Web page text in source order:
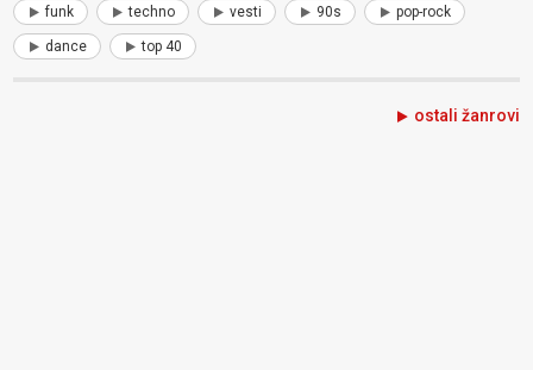
funk techno vesti 90s pop-rock
dance top 40
ostali žanrovi